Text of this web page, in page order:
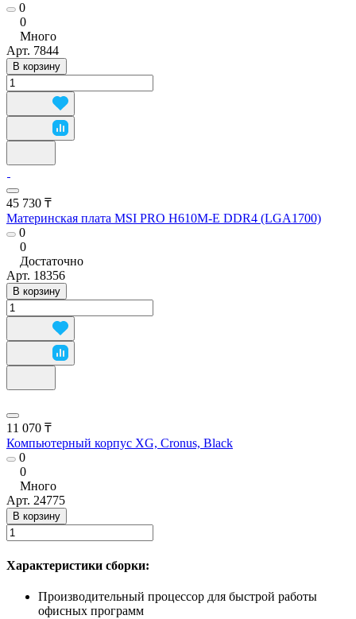
0
0
Много
Арт. 7844
В корзину
45 730 ₸
Материнская плата MSI PRO H610M-E DDR4 (LGA1700)
0
0
Достаточно
Арт. 18356
В корзину
11 070 ₸
Компьютерный корпус XG, Cronus, Black
0
0
Много
Арт. 24775
В корзину
Характеристики сборки:
Производительный процессор для быстрой работы
офисных программ